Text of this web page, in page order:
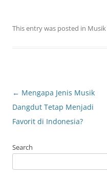
This entry was posted in Musik
Post
navigation
← Mengapa Jenis Musik
Dangdut Tetap Menjadi
Favorit di Indonesia?
Search